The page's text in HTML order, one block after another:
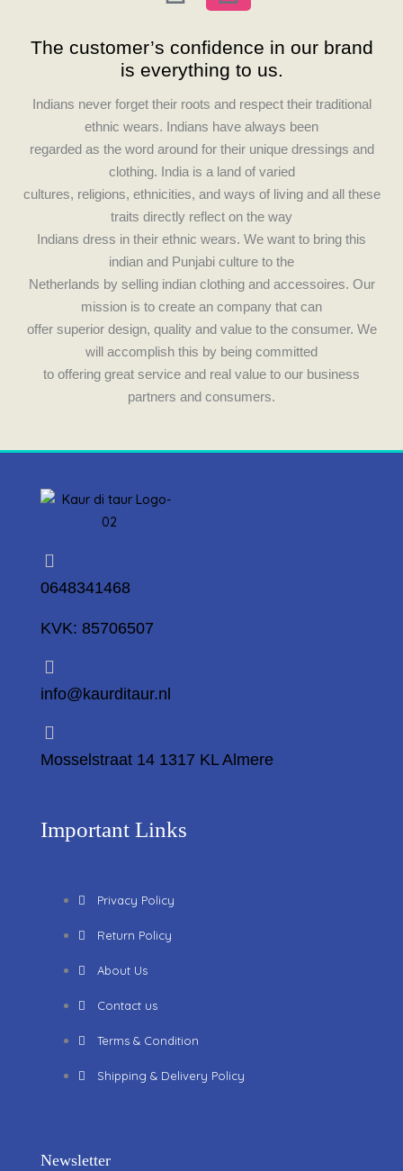
a
c
e
b
o
o
k
n
s
t
a
g
r
a
m
The customer’s confidence in our brand
is everything to us.
Indians never forget their roots and respect their traditional
ethnic wears. Indians have always been
regarded as the word around for their unique dressings and
clothing. India is a land of varied
cultures, religions, ethnicities, and ways of living and all these
traits directly reflect on the way
Indians dress in their ethnic wears. We want to bring this
indian and Punjabi culture to the
Netherlands by selling indian clothing and accessoires. Our
mission is to create an company that can
offer superior design, quality and value to the consumer. We
will accomplish this by being committed
to offering great service and real value to our business
partners and consumers.
0648341468
KVK: 85706507
info@kaurditaur.nl
Mosselstraat 14 1317 KL Almere
Important Links
Privacy Policy
Return Policy
About Us
Contact us
Terms & Condition
Shipping & Delivery Policy
Newsletter